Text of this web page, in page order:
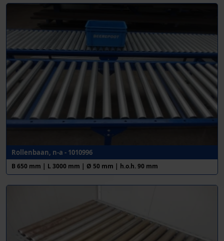
Rollenbaan, n-a - 1010996
B 650 mm | L 3000 mm | Ø 50 mm | h.o.h. 90 mm